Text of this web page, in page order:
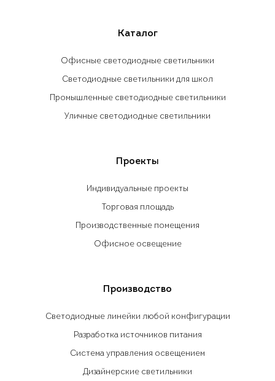
Каталог
Офисные светодиодные светильники
Светодиодные светильники для школ
Промышленные светодиодные светильники
Уличные светодиодные светильники
Проекты
Индивидуальные проекты
Торговая площадь
Производственные помещения
Офисное освещение
Производство
Светодиодные линейки любой конфигурации
Разработка источников питания
Система управления освещением
Дизайнерские светильники